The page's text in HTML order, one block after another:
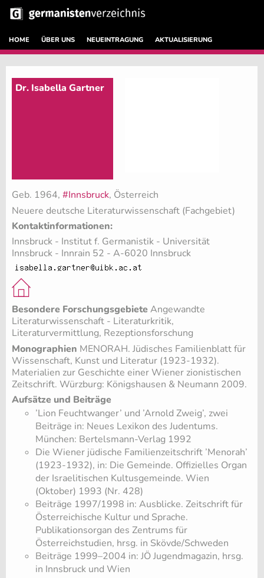
HOME ÜBER UNS NEUEINTRAGUNG AKTUALISIERUNG
Dr. Isabella Gartner
Geb. 1964, #Innsbruck, Österreich
Neuere deutsche Literaturwissenschaft (Fachgebiet)
Kontaktinformationen:
Innsbruck - Institut f. Germanistik - Universität
Innsbruck - Innrain 52 - A-6020 Innsbruck
Besondere ForschungsgebieteAngewandte
Literaturwissenschaft - Literaturkritik,
Literaturvermittlung, Rezeptionsforschung
Monographien MENORAH. Jüdisches Familienblatt für
Wissenschaft, Kunst und Literatur (1923-1932).
Materialien zur Geschichte einer Wiener zionistischen
Zeitschrift. Würzburg: Königshausen & Neumann 2009.
Aufsätze und Beiträge
’Lion Feuchtwanger’ und ’Arnold Zweig’, zwei
Beiträge in: Neues Lexikon des Judentums.
München: Bertelsmann-Verlag 1992
Die Wiener jüdische Familienzeitschrift ’Menorah’
(1923-1932), in: Die Gemeinde. Offizielles Organ
der Israelitischen Kultusgemeinde. Wien
(Oktober) 1993 (Nr. 428)
Beiträge 1997/1998 in: Ausblicke. Zeitschrift für
Österreichische Kultur und Sprache.
Publikationsorgan des Zentrums für
Österreichstudien, hrsg. in Skövde/Schweden
Beiträge 1999–2004 in: JÖ Jugendmagazin, hrsg.
in Innsbruck und Wien